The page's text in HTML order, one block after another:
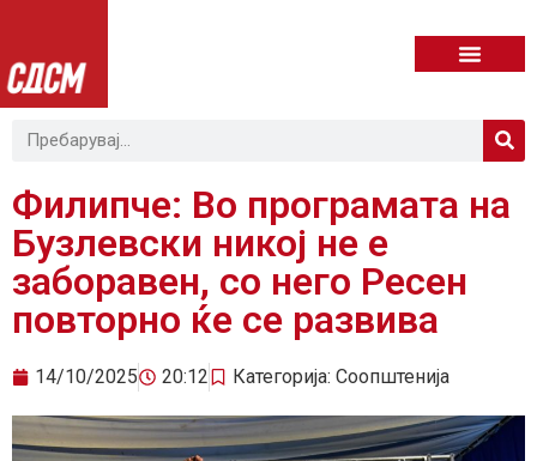
Филипче: Во програмата на
Бузлевски никој не е
заборавен, со него Ресен
повторно ќе се развива
14/10/2025 20:12 Категорија: Соопштенија